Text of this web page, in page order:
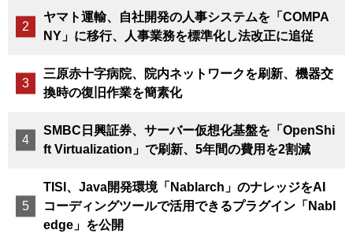
ヤマト運輸、自社開発の人事システムを「COMPA
NY」に移行、人事業務を標準化し法改正に追従
三原赤十字病院、院内ネットワークを刷新、機器交
換時の復旧作業を簡素化
SMBC日興証券、サーバー仮想化基盤を「OpenShi
ft Virtualization」で刷新、5年間の費用を2割減
TISI、Java開発環境「Nablarch」のナレッジをAI
コーディングツールで活用できるプラグイン「Nabl
edge」を公開